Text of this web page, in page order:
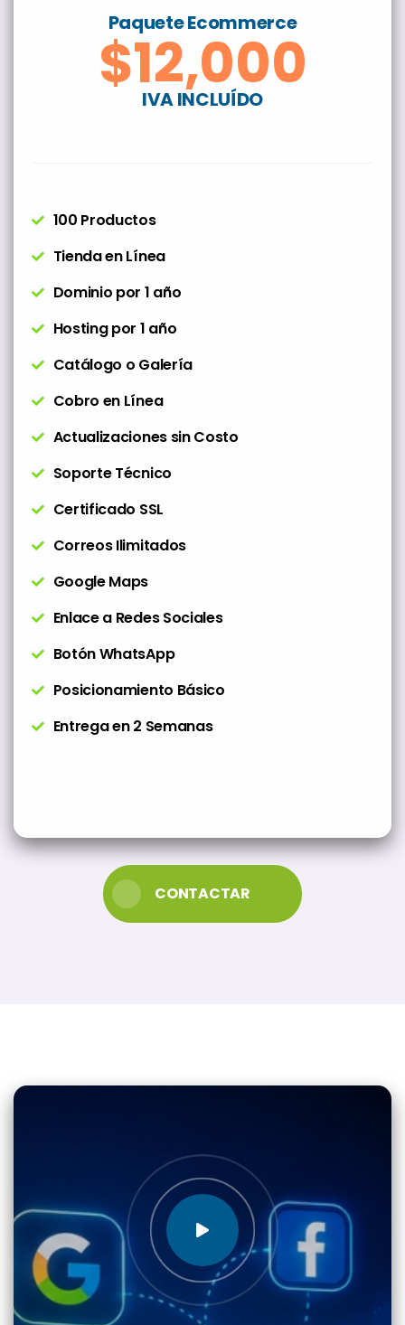
Paquete Ecommerce
$12,000
IVA INCLUÍDO
100 Productos
Tienda en Línea
Dominio por 1 año
Hosting por 1 año
Catálogo o Galería
Cobro en Línea
Actualizaciones sin Costo
Soporte Técnico
Certificado SSL
Correos Ilimitados
Google Maps
Enlace a Redes Sociales
Botón WhatsApp
Posicionamiento Básico
Entrega en 2 Semanas
CONTACTAR